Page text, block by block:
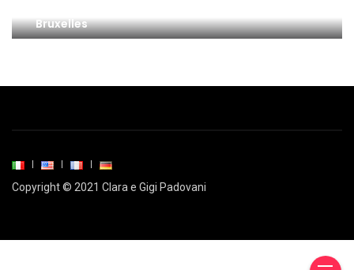
Bruxelles
Copyright © 2021 Clara e Gigi Padovani